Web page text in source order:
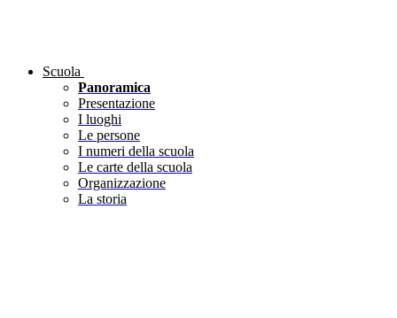
Scuola
Panoramica
Presentazione
I luoghi
Le persone
I numeri della scuola
Le carte della scuola
Organizzazione
La storia